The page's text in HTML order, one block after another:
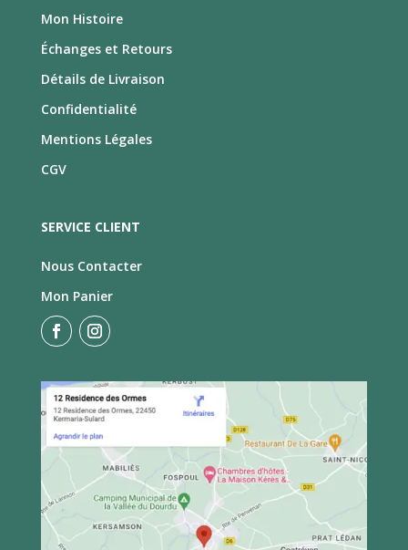
Mon Histoire
Échanges et Retours
Détails de Livraison
Confidentialité
Mentions Légales
CGV
SERVICE CLIENT
Nous Contacter
Mon Panier